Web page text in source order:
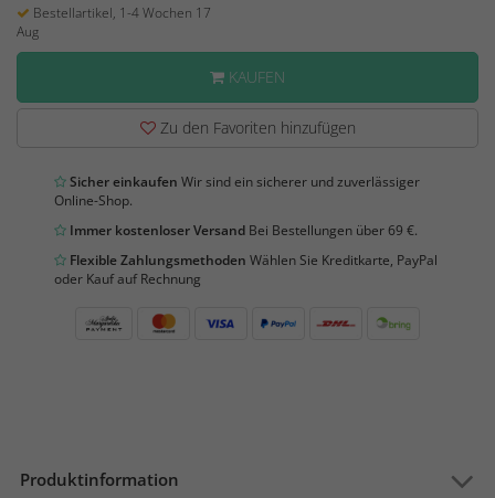
Bestellartikel, 1-4 Wochen 17
Aug
KAUFEN
Zu den Favoriten hinzufügen
Sicher einkaufen Wir sind ein sicherer und zuverlässiger
Online-Shop.
Immer kostenloser Versand Bei Bestellungen über 69 €.
Flexible Zahlungsmethoden Wählen Sie Kreditkarte, PayPal
oder Kauf auf Rechnung
Produktinformation